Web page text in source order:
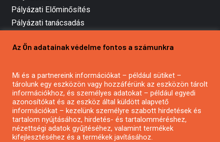
Pályázati Előminősítés
Pályázati tanácsadás
Mezőgazdasági pályázatírás
Pályázatírás civil szervezeteknek
Pályázatírás önkormányzatoknak
Pályázatfigyelés
Specifikus pályázatfigyelés vagy hírlevél
Az Ön adatainak védelme fontos a számunkra
Mi és a partnereink információkat – például sütiket –
tárolunk egy eszközön vagy hozzáférünk az eszközön tárolt
információkhoz, és személyes adatokat – például egyedi
azonosítókat és az eszköz által küldött alapvető
információkat – kezelünk személyre szabott hirdetések és
tartalom nyújtásához, hirdetés- és tartalomméréshez,
nézettségi adatok gyűjtéséhez, valamint termékek
kifejlesztéséhez és a termékek javításához.